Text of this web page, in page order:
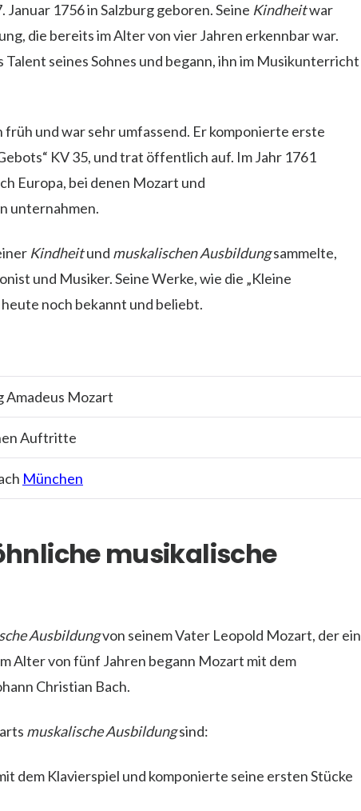
1756 in Salzburg geboren. Seine Kindheitwar
die bereits im Alter von vier Jahren erkennbar war.
seines Sohnes und begann, ihn im Musikunterricht
früh und war sehr umfassend. Er komponierte erste
KV 35, und trat öffentlich auf. Im Jahr 1761
Europa, bei denen Mozart und
unternahmen.
Kindheitund muskalischen Ausbildungsammelte,
und Musiker. Seine Werke, wie die „Kleine
noch bekannt und beliebt.
Amadeus Mozart
Auftritte
München
musikalische
Ausbildungvon seinem Vater Leopold Mozart, der ein
Alter von fünf Jahren begann Mozart mit dem
Christian Bach.
muskalische Ausbildungsind:
dem Klavierspiel und komponierte seine ersten Stücke